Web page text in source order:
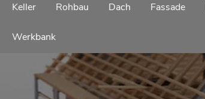
Keller Rohbau Dach Fassade
Werkbank